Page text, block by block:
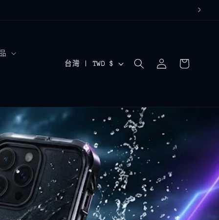
國
地
區
台灣 | TWD $
登
入
物